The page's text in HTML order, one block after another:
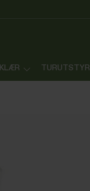
KLÆR TURUTSTYR